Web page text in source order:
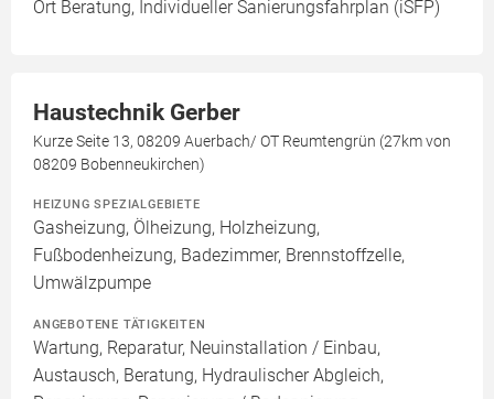
Ort Beratung, Individueller Sanierungsfahrplan (iSFP)
Haustechnik Gerber
Kurze Seite 13, 08209 Auerbach/ OT Reumtengrün (27km von
08209 Bobenneukirchen)
HEIZUNG SPEZIALGEBIETE
Gasheizung, Ölheizung, Holzheizung,
Fußbodenheizung, Badezimmer, Brennstoffzelle,
Umwälzpumpe
ANGEBOTENE TÄTIGKEITEN
Wartung, Reparatur, Neuinstallation / Einbau,
Austausch, Beratung, Hydraulischer Abgleich,